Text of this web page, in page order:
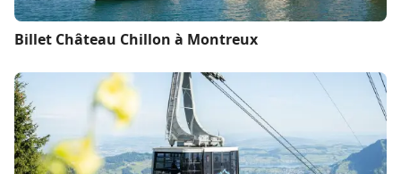
Billet Château Chillon à Montreux